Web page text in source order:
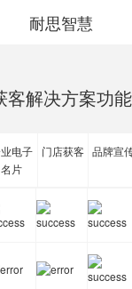
耐思智慧
客解决方案功
电子
名片
门店获客 品牌宣